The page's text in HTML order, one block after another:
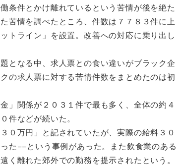
条件とかけ離れているという苦情が後を絶た
苦情を調べたところ、件数は７７８３件に上
トライン」を設置。改善への対応に乗り出し
となる中、求人票との食い違いがブラック企
の求人票に対する苦情件数をまとめたのは初
」関係が２０３１件で最も多く、全体の約４
件などが続いた。
０万円」と記されていたが、実際の給料３０
た−−という事例があった。また飲食業のある
離れた郊外での勤務を提示されたという。